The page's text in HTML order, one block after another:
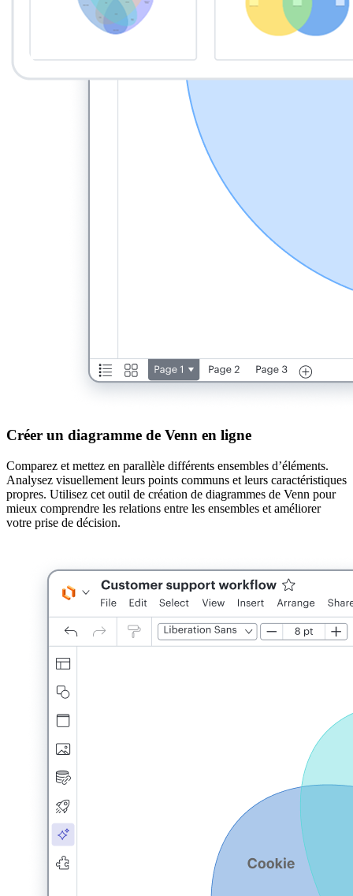
Créer un diagramme de Venn en ligne
Comparez et mettez en parallèle différents ensembles d’éléments.
Analysez visuellement leurs points communs et leurs caractéristiques
propres. Utilisez cet outil de création de diagrammes de Venn pour
mieux comprendre les relations entre les ensembles et améliorer
votre prise de décision.